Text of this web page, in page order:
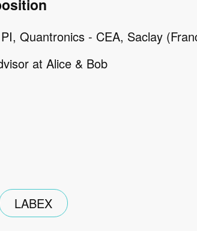
Quantronics - CEA, Saclay
at Alice & Bob
LABEX